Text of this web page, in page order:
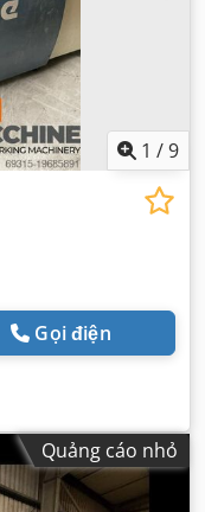
1 /9
Gọi điện
Quảng cáo nhỏ